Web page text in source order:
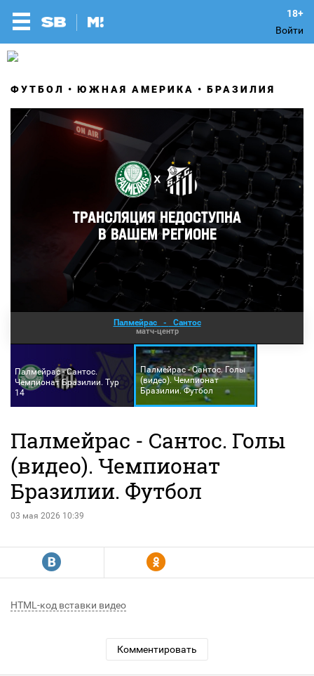
Войти
ФУТБОЛ ЮЖНАЯ АМЕРИКА БРАЗИЛИЯ
Палмейрас - Сантос
матч-центр
Палмейрас - Сантос.
Чемпионат Бразилии. Тур
14
Палмейрас - Сантос. Голы
(видео). Чемпионат
Бразилии. Футбол
Палмейрас - Сантос. Голы
(видео). Чемпионат
Бразилии. Футбол
03 мая 2026 10:39
R Y
HTML-код вставки видео
Комментировать